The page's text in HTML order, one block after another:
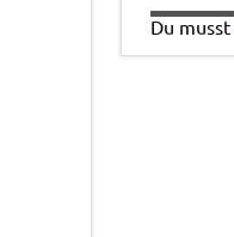
Du musst